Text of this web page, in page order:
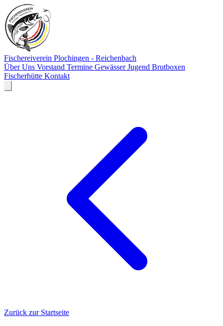
Fischereiverein Plochingen - Reichenbach
Über Uns Vorstand Termine Gewässer Jugend Brutboxen
Fischerhütte Kontakt
Zurück zur Startseite